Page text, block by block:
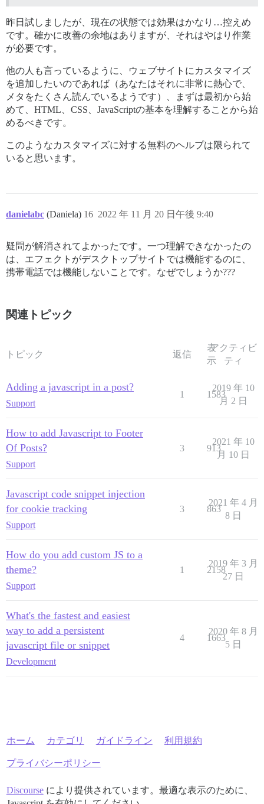
昨日試しましたが、現在の状態では効果はかなり…控えめ
です。確かに改善の余地はありますが、それはやはり作業
が必要です。
他の人も言っているように、ウェブサイトにカスタマイズ
を追加したいのであれば（あなたはそれに非常に熱心で、
メタをたくさん読んでいるようです）、まずは最初から始
めて、HTML、CSS、JavaScriptの基本を理解することから始
めるべきです。
このようなカスタマイズに対する無料のヘルプは限られて
いると思います。
danielabc (Daniela) 2022 年 11 月 20 日午後 9:40
16
疑問が解消されてよかったです。一つ理解できなかったの
は、エフェクトがデスクトップサイトでは機能するのに、
携帯電話では機能しないことです。なぜでしょうか???
関連トピック
トピック 返信
表
示
アクティビ
ティ
Adding a javascript in a post?
Support
1 1583
2019 年 10
月 2 日
How to add Javascript to Footer
Of Posts?
Support
3 913
2021 年 10
月 10 日
Javascript code snippet injection
for cookie tracking
Support
3 863
2021 年 4 月
8 日
How do you add custom JS to a
theme?
Support
1 2158
2019 年 3 月
27 日
What's the fastest and easiest
way to add a persistent
javascript file or snippet
Development
4 1663
2020 年 8 月
5 日
ホーム カテゴリ ガイドライン 利用規約
プライバシーポリシー
Discourseにより提供されています。最適な表示のために、